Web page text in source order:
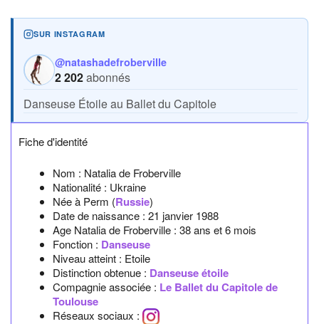
SUR INSTAGRAM
@natashadefroberville
2 202abonnés
Danseuse Étoile au Ballet du Capitole
Fiche d'identité
Nom : Natalia de Froberville
Nationalité : Ukraine
Née à Perm (Russie)
Date de naissance : 21 janvier 1988
Age Natalia de Froberville : 38 ans et 6 mois
Fonction : Danseuse
Niveau atteint : Etoile
Distinction obtenue : Danseuse étoile
Compagnie associée : Le Ballet du Capitole de
Toulouse
Réseaux sociaux :